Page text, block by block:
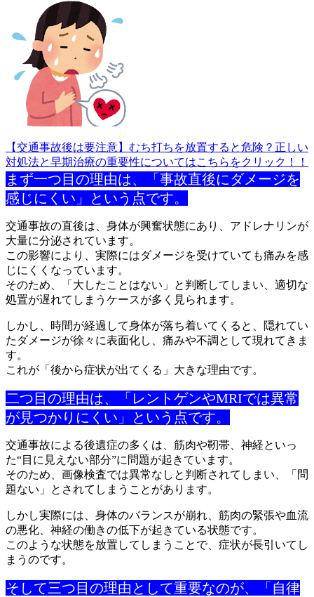
【交通事故後は要注意】むち打ちを放置すると危険？正しい
対処法と早期治療の重要性についてはこちらをクリック！！
まず一つ目の理由は、「事故直後にダメージを
感じにくい」という 点です。
交通事故の直後は、身体が興奮状態にあり、アドレナリンが
大量に分泌されています。
この影響により、実際にはダメージを受けていても痛みを感
じにく くなっています。
そのため、「大したことはない」と判断してしまい、適切な
処置が遅れてしまうケースが多く見られます。
しかし、時間が経過して身体が落ち着いてくると、隠れてい
たダメ ージが徐々に表面化し、痛みや不調として現れてきま
す。
これが「後から症状が出てくる」大きな理由です。
二つ目の理由は、「レントゲンやMRIでは異常
が見つかりにくい 」という点です。
交通事故による後遺症の多くは、筋肉や靭帯、神経といっ
た“目に 見えない部分”に問題が起きています。
そのため、画像検査では異常なしと判断されてしまい、「問
題ない 」とされてしまうことがあります。
しかし実際には、身体のバランスが崩れ、筋肉の緊張や血流
の悪化 、神経の働きの低下が起きている状態です。
このような状態を放置してしまうことで、症状が長引いてし
まうのです。
そして三つ目の理由として重要なのが、「自律